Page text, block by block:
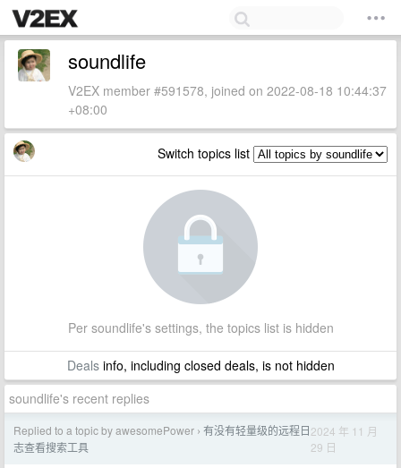
soundlife
V2EX member #591578, joined on 2022-08-18 10:44:37
+08:00
Switch topics list
Per soundlife's settings, the topics list is hidden
Dealsinfo, including closed deals, is not hidden
soundlife's recent replies
Replied to a topic by awesomePower › 有没有轻量级的远程日
志查看搜索工具
2024 年 11 月
29 日